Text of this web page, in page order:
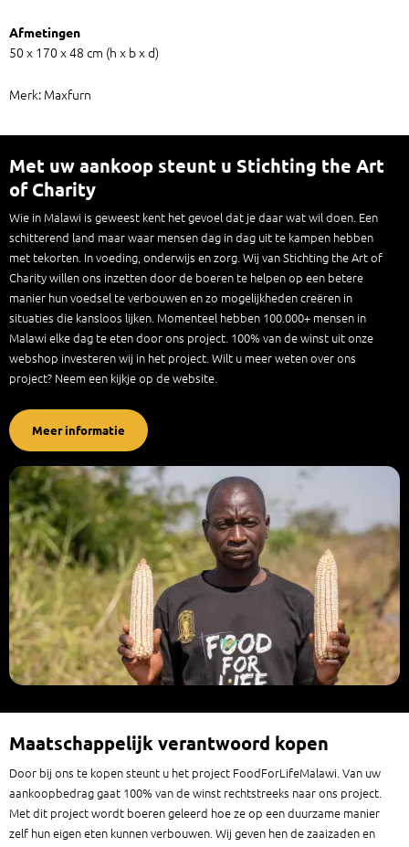
Afmetingen
50 x 170 x 48 cm (h x b x d)
Merk: Maxfurn
Met uw aankoop steunt u Stichting the Art
of Charity
Wie in Malawi is geweest kent het gevoel dat je daar wat wil doen. Een
schitterend land maar waar mensen dag in dag uit te kampen hebben
met tekorten. In voeding, onderwijs en zorg. Wij van Stichting the Art of
Charity willen ons inzetten door de boeren te helpen op een betere
manier hun voedsel te verbouwen en zo mogelijkheden creëren in
situaties die kansloos lijken. Momenteel hebben 100.000+ mensen in
Malawi elke dag te eten door ons project. 100% van de winst uit onze
webshop investeren wij in het project. Wilt u meer weten over ons
project? Neem een kijkje op de website.
Meer informatie
Maatschappelijk verantwoord kopen
Door bij ons te kopen steunt u het project FoodForLifeMalawi. Van uw
aankoopbedrag gaat 100% van de winst rechtstreeks naar ons project.
Met dit project wordt boeren geleerd hoe ze op een duurzame manier
zelf hun eigen eten kunnen verbouwen. Wij geven hen de zaaizaden en